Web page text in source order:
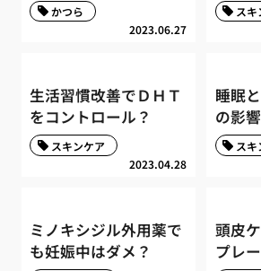
2023.06.27
かつら スキ
生活習慣改善でＤＨＴ
をコントロール？
2023.04.28
スキンケア
睡眠
の影
スキ
ミノキシジル外用薬で
も妊娠中はダメ？
頭皮
プレ